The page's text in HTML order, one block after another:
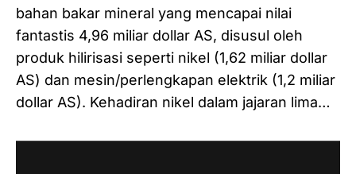
bahan bakar mineral yang mencapai nilai
fantastis 4,96 miliar dollar AS, disusul oleh
produk hilirisasi seperti nikel (1,62 miliar dollar
AS) dan mesin/perlengkapan elektrik (1,2 miliar
dollar AS). Kehadiran nikel dalam jajaran lima…